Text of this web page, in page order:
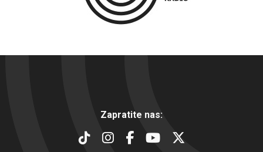
Zapratite nas: